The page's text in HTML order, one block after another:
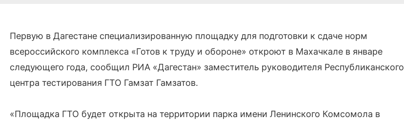
Первую в Дагестане специализированную площадку для подготовки к сдаче норм
всероссийского комплекса «Готов к труду и обороне» откроют в Махачкале в январе
следующего года, сообщил РИА «Дагестан» заместитель руководителя Республиканского
центра тестирования ГТО Гамзат Гамзатов.
«Площадка ГТО будет открыта на территории парка имени Ленинского Комсомола в